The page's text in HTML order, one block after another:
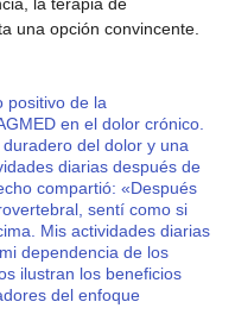
una opción convincente.
positivo de la
en el dolor crónico.
del dolor y una
diarias después de
compartió: «Después
sentí como si
Mis actividades diarias
dependencia de los
ilustran los beneficios
del enfoque